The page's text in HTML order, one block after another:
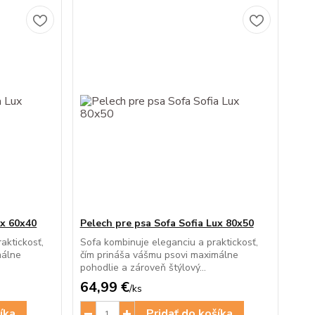
60x40
Pelech pre psa Sofa Sofia Lux 80x50
Sofa kombinuje eleganciu a praktickosť,
čím prináša vášmu psovi maximálne
pohodlie a zároveň štýlový...
64,99 €/ks